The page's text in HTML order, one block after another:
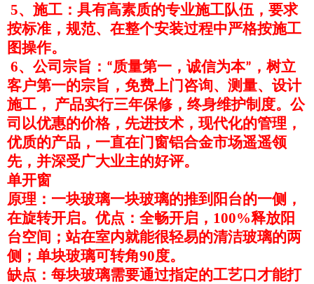
5、施工：具有高素质的专业施工队伍，要求
按标准，规范、在整个安装过程中严格按施工
图操作。
6、公司宗旨： “质量第一，诚信为本” ，树立
客户第一的宗旨，免费上门咨询、测量、设计
施工， 产品实行三年保修，终身维护制度。公
司以优惠的价格，先进技术，现代化的管理，
优质的产品，一直在门窗铝合金市场遥遥领
先，并深受广大业主的好评。
单开窗
原理：一块玻璃一块玻璃的推到阳台的一侧，
在旋转开启。优点：全畅开启，100%释放阳
台空间；站在室内就能很轻易的清洁玻璃的两
侧；单块玻璃可转角90度。
缺点：每块玻璃需要通过指定的工艺口才能打